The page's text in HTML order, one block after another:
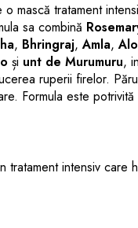
o mască tratament
sa combină
, Bhringraj,Amla,
și unt de Murumuru,
ruperii firelor.
Formula este
intensiv care